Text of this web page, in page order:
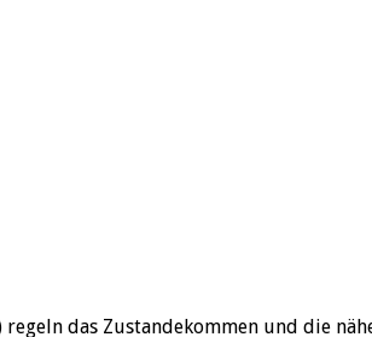
das Zustandekommen und die